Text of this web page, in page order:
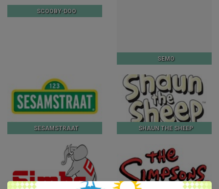
SCOOBY-DOO
SEMO
SESAMSTRAAT SHAUN THE SHEEP